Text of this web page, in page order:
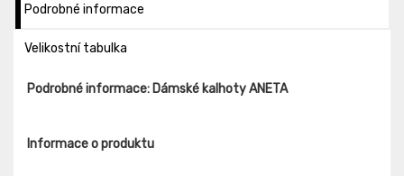
Podrobné informace
Velikostní tabulka
Podrobné informace: Dámské kalhoty ANETA
Informace o produktu